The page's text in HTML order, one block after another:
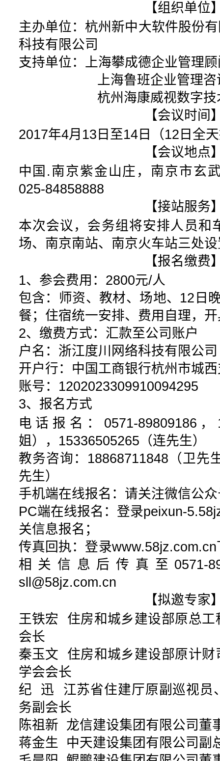
【组织单位
主办单位：杭州新中大软件股份
科技有限公司
支持单位：上海攀成德企业管理
上海鲁班企业管理咨询
杭州海康威视数字技术
【会议时间
2017年4月13日至14日（12日全
【会议地点
中国.南京紫金山庄，南京市玄
025-84858888
【接站服务
本次会议，会务组将安排人员和
场、南京南站、南京火车站三处
【报名缴费
1、参会费用： 2800元/人
包含：师资、教材、场地、12日
餐；住宿统一安排、费用自理，
2、缴费方式： 汇款至公司账户
户名：浙江度川网络科技有限公司
开户行：中国工商银行杭州市城
账号：1202023309910094295
3、报名方式
电话报名：0571-89809186，
姐），15336505265（连先生）
教务咨询：18868711848（卫先
先生）
手机端在线报名：请关注微信公众
PC端在线报名：登录peixun-
关信息报名；
传真回执：登录
相关信息后传真至0571-
sll@58jz.com.cn
【拟邀专家
王铁宏 住房和城乡建设部原总工
会长
秦玉文 住房和城乡建设部原计财
学会会长
纪 迅 江苏省住建厅原副巡视员
务副会长
陈祖新 龙信建设集团有限公司董
蒋金生 中天建设集团有限公司副